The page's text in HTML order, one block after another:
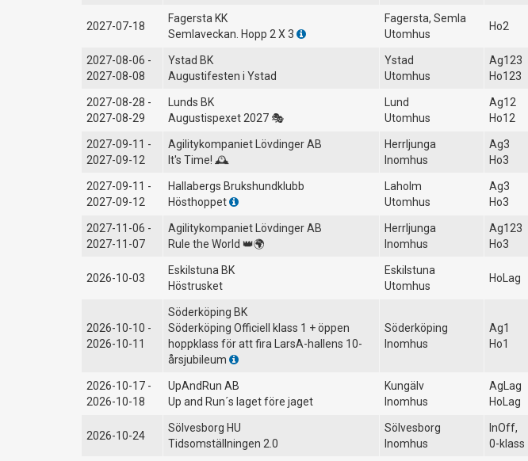
2027-07-18
Fagersta KK
Semlaveckan. Hopp 2 X 3
Fagersta, Semla
Utomhus
Ho2
2027-08-06 -
2027-08-08
Ystad BK
Augustifesten i Ystad
Ystad
Utomhus
Ag123
Ho123
2027-08-28 -
2027-08-29
Lunds BK
Augustispexet 2027 🎭
Lund
Utomhus
Ag12
Ho12
2027-09-11 -
2027-09-12
Agilitykompaniet Lövdinger AB
It's Time! 🕰️
Herrljunga
Inomhus
Ag3
Ho3
2027-09-11 -
2027-09-12
Hallabergs Brukshundklubb
Hösthoppet
Laholm
Utomhus
Ag3
Ho3
2027-11-06 -
2027-11-07
Agilitykompaniet Lövdinger AB
Rule the World 👑🌍
Herrljunga
Inomhus
Ag123
Ho3
2026-10-03
Eskilstuna BK
Höstrusket
Eskilstuna
Utomhus
HoLag
2026-10-10 -
2026-10-11
Söderköping BK
Söderköping Officiell klass 1 + öppen
hoppklass för att fira LarsA-hallens 10-
årsjubileum
Söderköping
Inomhus
Ag1
Ho1
2026-10-17 -
2026-10-18
UpAndRun AB
Up and Run´s laget före jaget
Kungälv
Inomhus
AgLag
HoLag
2026-10-24
Sölvesborg HU
Tidsomställningen 2.0
Sölvesborg
Inomhus
InOff,
0-klass